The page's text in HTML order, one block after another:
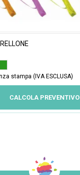
stampa (IVA ESCLUSA)
CALCOLA PREVENTIVO